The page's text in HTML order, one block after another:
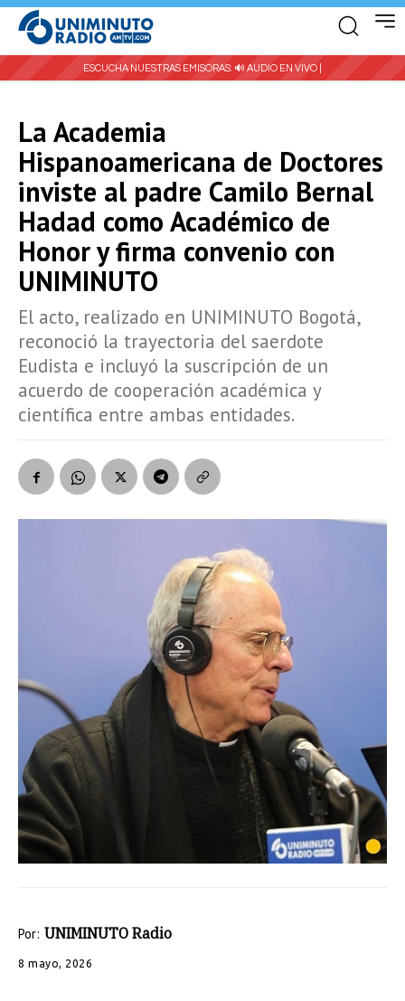
ESCUCHA NUESTRAS EMISORAS: 🔊 AUDIO EN VIVO |
La Academia
Hispanoamericana de Doctores
inviste al padre Camilo Bernal
Hadad como Académico de
Honor y firma convenio con
UNIMINUTO
El acto, realizado en UNIMINUTO Bogotá,
reconoció la trayectoria del saerdote
Eudista e incluyó la suscripción de un
acuerdo de cooperación académica y
científica entre ambas entidades.
Por: UNIMINUTO Radio
8 mayo, 2026